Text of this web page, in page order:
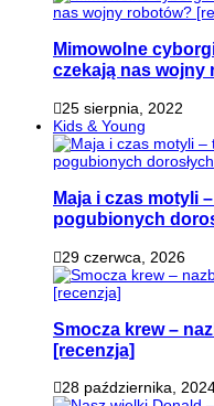
Mimowolne
czekają nas wojny
25 sierpnia, 2022
Kids & Young
Maja i czas motyli
pogubionych
29 czerwca, 2026
Smocza krew –
[recenzja]
28 października,